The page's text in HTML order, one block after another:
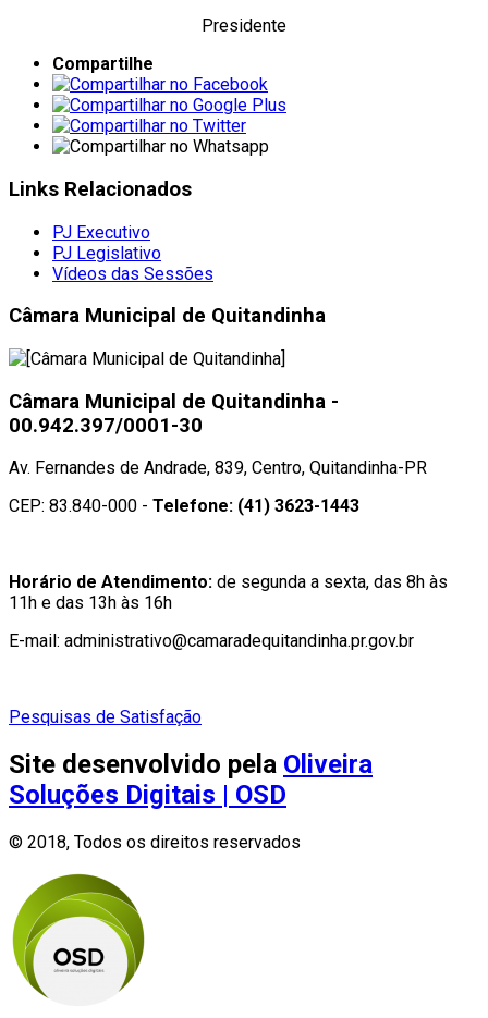
Presidente
Compartilhe
Links Relacionados
PJ Executivo
PJ Legislativo
Vídeos das Sessões
Câmara Municipal de Quitandinha
Câmara Municipal de Quitandinha -
00.942.397/0001-30
Av. Fernandes de Andrade, 839, Centro, Quitandinha-PR
CEP: 83.840-000 - Telefone: (41) 3623-1443
Horário de Atendimento: de segunda a sexta, das 8h às
11h e das 13h às 16h
E-mail: administrativo@camaradequitandinha.pr.gov.br
Pesquisas de Satisfação
Site desenvolvido pela Oliveira
Soluções Digitais | OSD
© 2018, Todos os direitos reservados